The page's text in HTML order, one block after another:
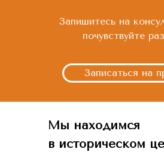
Запишитесь на
почувствуйте
Записаться на
Мы находимся
в историческом